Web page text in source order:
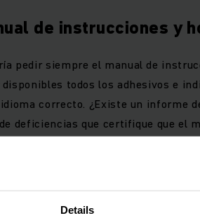
Details
de instrucciones y
pedir siempre el manual de
todos los adhesivos e
correcto. ¿Existe un informe
deficiencias que certifique que el